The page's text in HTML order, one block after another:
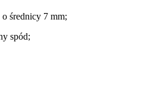
średnicy 7 mm;
spód;